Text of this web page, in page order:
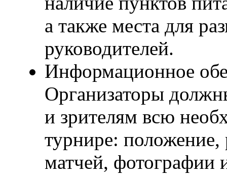
а также места для
руководителей.
Информационное
Организаторы
и зрителям всю
турнире: положение,
матчей, фотографии